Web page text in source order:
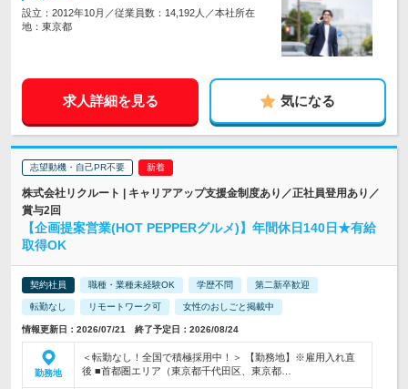
設立：2012年10月／従業員数：14,192人／本社所在
地：東京都
求人詳細を見る 気になる
志望動機・自己PR不要
株式会社リクルート | キャリアアップ支援金制度あり／正社員登用あり／
賞与2回
【企画提案営業(HOT PEPPERグルメ)】年間休日140日★有給
取得OK
契約社員 職種・業種未経験OK 学歴不問 第二新卒歓迎
転勤なし リモートワーク可 女性のおしごと掲載中
情報更新日：2026/07/21 終了予定日：2026/08/24
勤務地
＜転勤なし！全国で積極採用中！＞ 【勤務地】※雇用入れ直
後 ■首都圏エリア（東京都千代田区、東京都…